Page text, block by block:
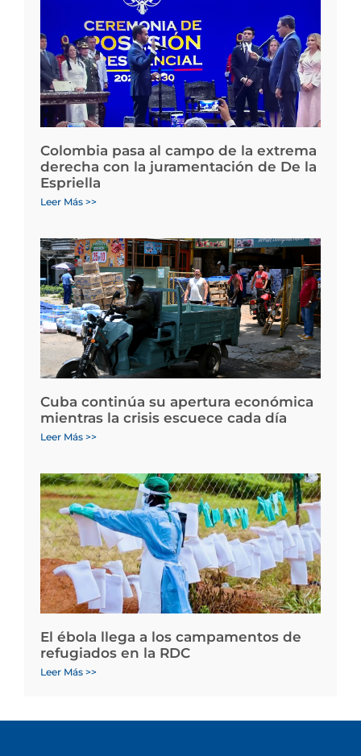
Colombia pasa al campo de la extrema
derecha con la juramentación de De la
Espriella
Leer Más >>
Cuba continúa su apertura económica
mientras la crisis escuece cada día
Leer Más >>
El ébola llega a los campamentos de
refugiados en la RDC
Leer Más >>